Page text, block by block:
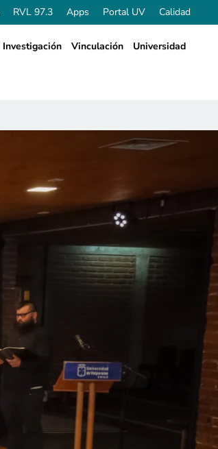
RVL 97.3 Apps Portal UV Calidad
Investigación Vinculación Universidad